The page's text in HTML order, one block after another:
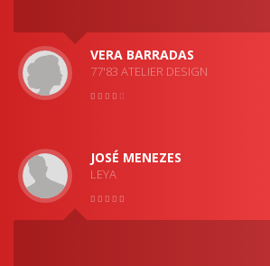
VERA BARRADAS
77'83 ATELIER DESIGN
JOSÉ MENEZES
LEYA